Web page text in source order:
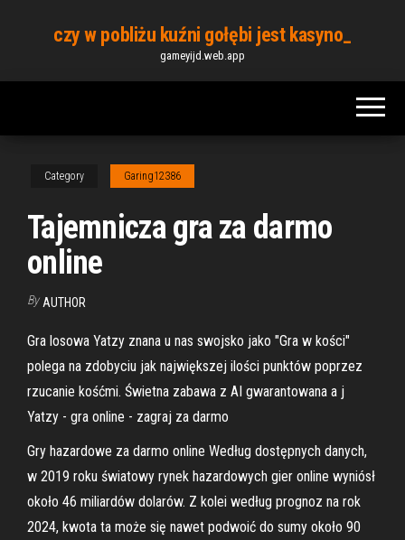
content
czy w pobliżu kuźni gołębi jest kasyno_
gameyijd.web.app
Category Garing12386
Tajemnicza gra za darmo
online
By AUTHOR
Gra losowa Yatzy znana u nas swojsko jako "Gra w kości"
polega na zdobyciu jak największej ilości punktów poprzez
rzucanie kośćmi. Świetna zabawa z AI gwarantowana a j
Yatzy - gra online - zagraj za darmo
Gry hazardowe za darmo online Według dostępnych danych,
w 2019 roku światowy rynek hazardowych gier online wyniósł
około 46 miliardów dolarów. Z kolei według prognoz na rok
2024, kwota ta może się nawet podwoić do sumy około 90